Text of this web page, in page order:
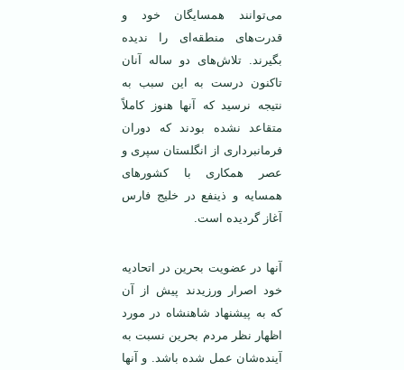
می‌توانند همسایگان خود و
قدرت‌های منطقه‌ای را ندیده
بگیرند. تلاش‌های دو ساله آنان
تاکنون درست به این سبب به
نتیجه نرسید که آنها هنوز کاملاً
متقاعد نشده بودند که دوران
فرمانبرداری از انگلستان سپری و
عصر همکاری با کشورهای
همسایه و ذینفع در خلیج فارس
آغاز گردیده است.
آنها در عضویت بحرین در اتحادیه
خود اصرار ورزیدند پیش از آن
که به پیشنهاد شاهنشاه در مورد
اظهار نظر مردم بحرین نسبت به
آینده‌شان عمل شده باشد. و آنها